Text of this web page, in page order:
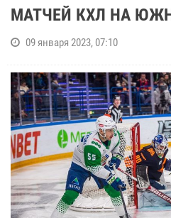
МАТЧЕЙ КХЛ НА
09 января 2023, 07:10